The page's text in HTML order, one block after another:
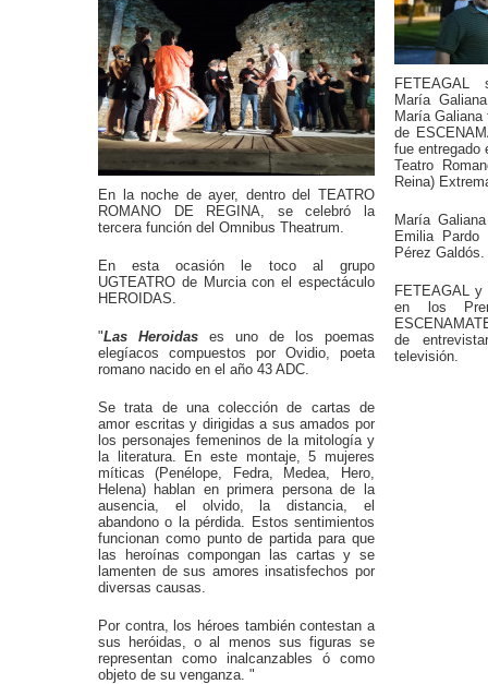
En la noche de ayer, dentro del TEATRO
ROMANO DE REGINA, se celebró la
tercera función del Omnibus Theatrum.
En esta ocasión le toco al grupo
UGTEATRO de Murcia con el espectáculo
HEROIDAS.
"Las Heroidas es uno de los poemas
elegíacos compuestos por Ovidio, poeta
romano nacido en el año 43 ADC.
Se trata de una colección de cartas de
amor escritas y dirigidas a sus amados por
los personajes femeninos de la mitología y
la literatura. En este montaje, 5 mujeres
míticas (Penélope, Fedra, Medea, Hero,
Helena) hablan en primera persona de la
ausencia, el olvido, la distancia, el
abandono o la pérdida. Estos sentimientos
funcionan como punto de partida para que
las heroínas compongan las cartas y se
lamenten de sus amores insatisfechos por
diversas causas.
Por contra, los héroes también contestan a
sus heróidas, o al menos sus figuras se
representan como inalcanzables ó como
objeto de su venganza. "
FETEAGAL
María
María
de
fue entregado
Teatro
Reina)
María
Emilia
Pérez Galdós.
FETEAGAL y
en los
de
televisión.